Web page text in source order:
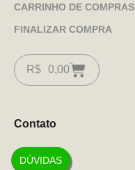
CARRINHO DE COMPRAS
FINALIZAR COMPRA
R$ 0,00
Contato
DÚVIDAS